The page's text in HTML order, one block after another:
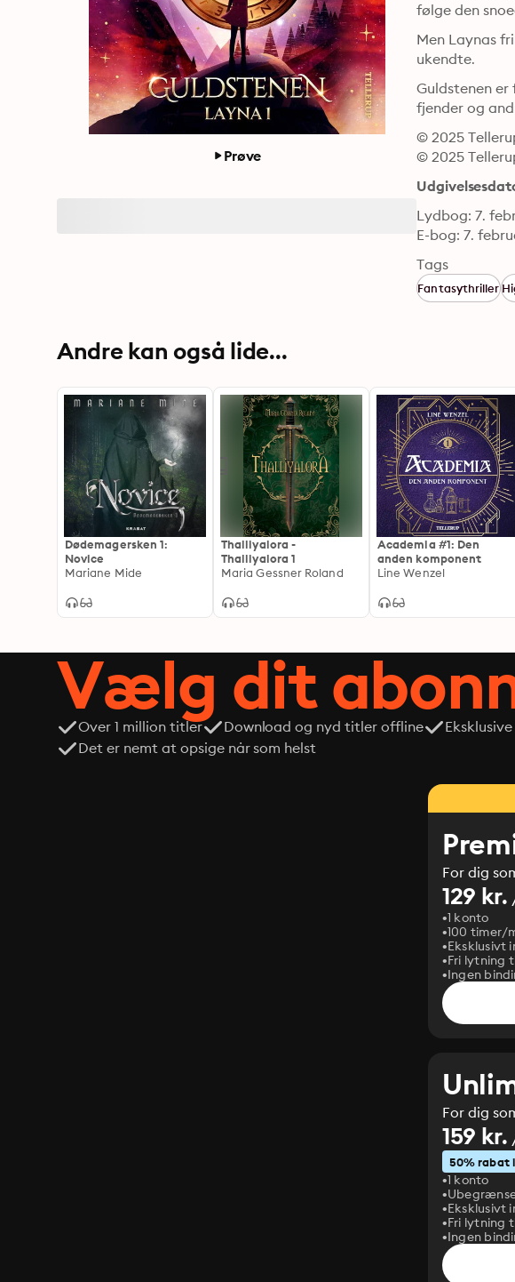
Prøve
følge den
Men Laynas
ukendte.
Guldstenen
fjender og
© 2025
© 2025
Lydbog: 7.
E-bog: 7.
Tags
Fantasythriller
Andre kan også lide...
Dødemagersken 1:
Novice
Mariane Mide
Thalliyalora -
Thalliyalora 1
Maria Gessner Roland
Academia #1: Den
anden komponent
Line Wenzel
Vælg dit
Over 1 million titler Download og nyd titler offline
Det er nemt at opsige når som helst
For dig
129 kr.
1 konto
100 timer/
Eksklusivt
Fri lytning
Ingen
For dig
159 kr.
50% rabat
1 konto
Eksklusivt
Fri lytning
Ingen